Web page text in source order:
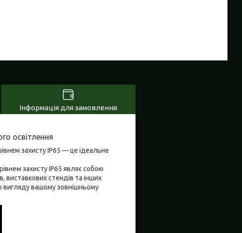
Інформація для замовлення
освітлення
захисту IP65 — це ідеальне
захисту IP65 являє собою
виставкових стендів та інших
вигляду вашому зовнішньому